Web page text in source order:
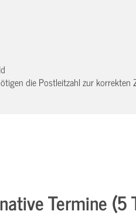
die Postleitzahl zur korrekten
Termine (5